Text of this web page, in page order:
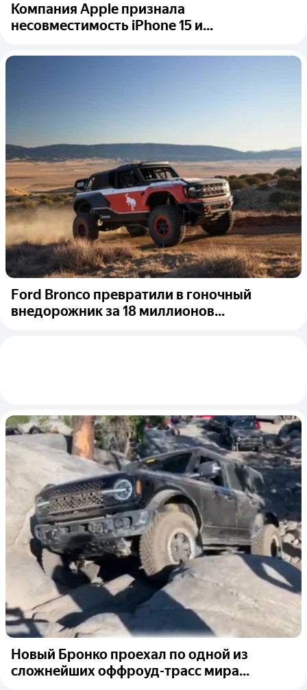
Компания Apple признала
несовместимость iPhone 15 и...
Ford Bronco превратили в гоночный
внедорожник за 18 миллионов...
Новый Бронко проехал по одной из
сложнейших оффроуд-трасс мира...